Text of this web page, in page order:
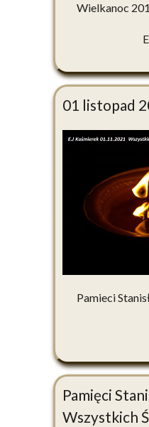
Wielkanoc
01 listopad
Pamieci
Pamięci
Wszystkich